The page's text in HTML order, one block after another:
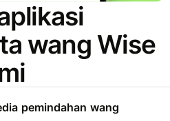
wang Wise
pemindahan wang